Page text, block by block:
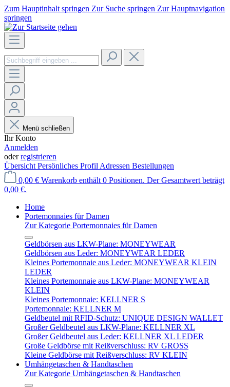
Zum Hauptinhalt springen Zur Suche springen Zur Hauptnavigation
springen
Menü schließen
Ihr Konto
Anmelden
oderregistrieren
Übersicht Persönliches Profil Adressen Bestellungen
0,00 € Warenkorb enthält 0 Positionen. Der Gesamtwert beträgt
0,00 €.
Home
Portemonnaies für Damen
Zur Kategorie Portemonnaies für Damen
Geldbörsen aus LKW-Plane: MONEYWEAR
Geldbörsen aus Leder: MONEYWEAR LEDER
Kleines Portemonnaie aus Leder: MONEYWEAR KLEIN
LEDER
Kleines Portemonnaie aus LKW-Plane: MONEYWEAR
KLEIN
Kleines Portemonnaie: KELLNER S
Portemonnaie: KELLNER M
Geldbeutel mit RFID-Schutz: UNIQUE DESIGN WALLET
Großer Geldbeutel aus LKW-Plane: KELLNER XL
Großer Geldbeutel aus Leder: KELLNER XL LEDER
Große Geldbörse mit Reißverschluss: RV GROSS
Kleine Geldbörse mit Reißverschluss: RV KLEIN
Umhängetaschen & Handtaschen
Zur Kategorie Umhängetaschen & Handtaschen